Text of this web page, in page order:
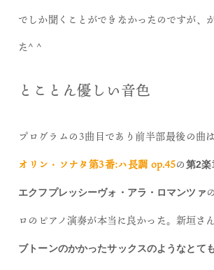
でしか聞くことができなかったのですが、
た^ ^
とことん優しい音色
プログラムの3曲目であり前半部最後の曲は
オリン・ソナタ第3番:ハ長調 op.45の第2楽
エクフプレッシーヴォ・アラ・ロマンツァ
ロのピアノ演奏が本当に良かった。新垣さ
ブトーンのかかったサックスのようなとて